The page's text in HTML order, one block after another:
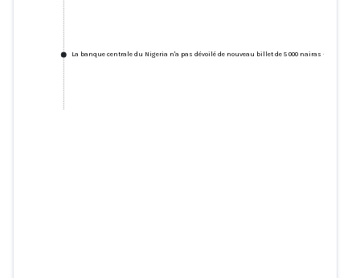
La banque centrale du Nigeria n'a pas dévoilé de nouveau billet de 5 000 nairas – ignorez